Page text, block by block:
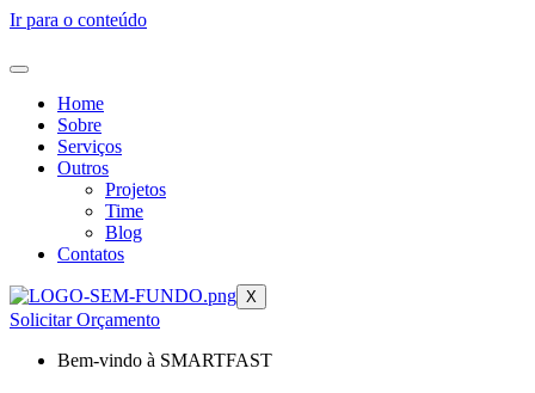
Ir para o conteúdo
Home
Sobre
Serviços
Outros
Projetos
Time
Blog
Contatos
X
Solicitar Orçamento
Bem-vindo à SMARTFAST